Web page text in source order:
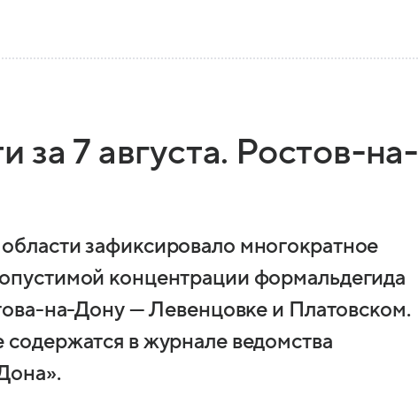
за 7 августа. Ростов-на-
зафиксировало многократное
концентрации формальдегида
на-Дону — Левенцовке и Платовском.
в журнале ведомства